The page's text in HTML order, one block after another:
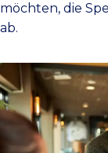
möchten, die
ab.